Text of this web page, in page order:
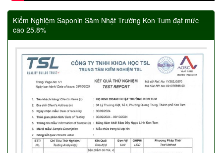
Kiểm Nghiệm Saponin Sâm Nhật Trường Kon Tum đạt mức
cao 25.8%